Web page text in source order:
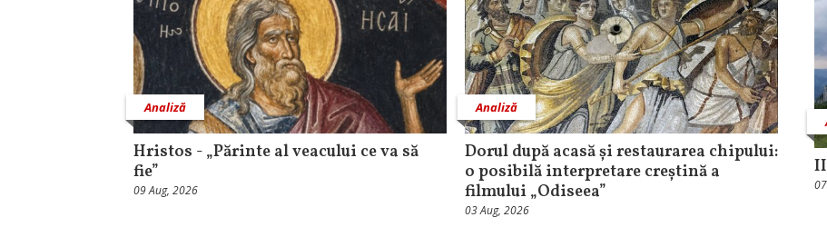
Analiză
Hristos - „Părinte al veacului ce va să
fie”
09 Aug, 2026
Analiză
Dorul după acasă și restaurarea chipului:
o posibilă interpretare creștină a
filmului „Odiseea”
03 Aug, 2026